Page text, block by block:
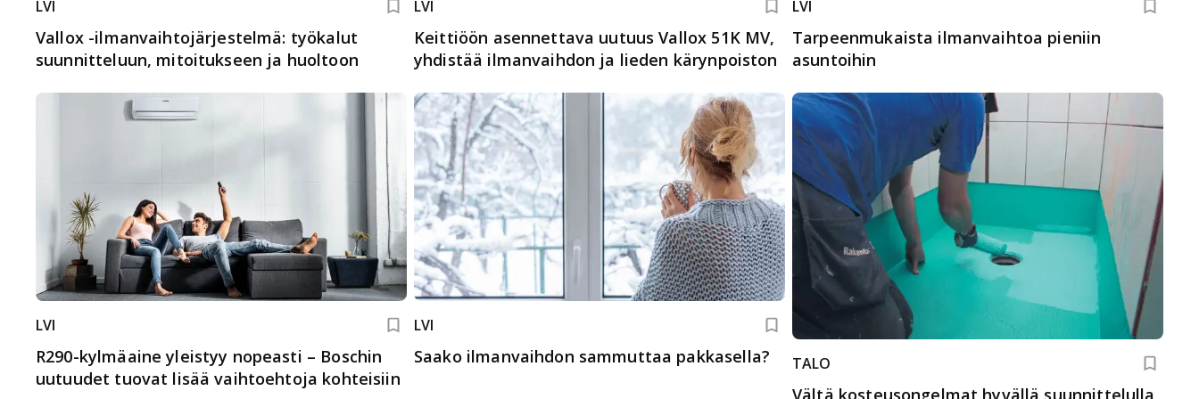
LVI
Vallox -ilmanvaihtojärjestelmä: työkalut
suunnitteluun, mitoitukseen ja huoltoon
LVI
Keittiöön asennettava uutuus Vallox 51K MV,
yhdistää ilmanvaihdon ja lieden kärynpoiston
LVI
Tarpeenmukaista ilmanvaihtoa pieniin
asuntoihin
LVI
R290-kylmäaine yleistyy nopeasti – Boschin
uutuudet tuovat lisää vaihtoehtoja kohteisiin
LVI
Saako ilmanvaihdon sammuttaa pakkasella? TALO